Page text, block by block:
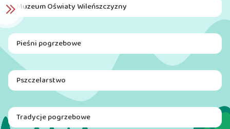
Muzeum Oświaty Wileńszczyzny
Pieśni pogrzebowe
Pszczelarstwo
Tradycje pogrzebowe